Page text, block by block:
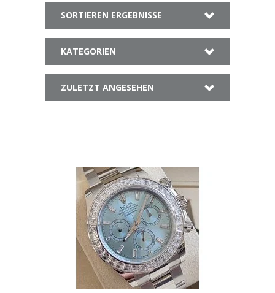
SORTIEREN ERGEBNISSE
KATEGORIEN
ZULETZT ANGESEHEN